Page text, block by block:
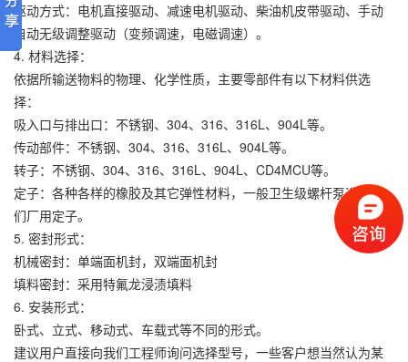
驱动方式：电机直接驱动、减速电机驱动、柴油机皮带驱动、手动
自动无级调整驱动（变频调速，电磁调速）。
4. 材料选择：
依据所输送物料的物理、化学性质，主要零部件有以下材料供选
择：
吸入口与排出口：不锈钢、304、316、316L、904L等。
传动部件：不锈钢、304、316、316L、904L等。
转子：不锈钢、304、316、316L、904L、CD4MCU等。
定子：各种各样的橡胶及其它弹性材料，一般卫生级螺杆泵选择我
们厂用定子。
5. 密封形式：
机械密封：单端面机封，双端面机封
填料密封：采用特氟龙浸渍填料
6. 安装形式：
卧式、立式、移动式、车载式等不同的形式。
建议用户直接向我们工程师询问选择型号，一些客户想当然认为某